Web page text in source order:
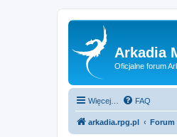
Arkadia
Oficjalne forum
Więcej… FAQ
arkadia.rpg.pl Forum